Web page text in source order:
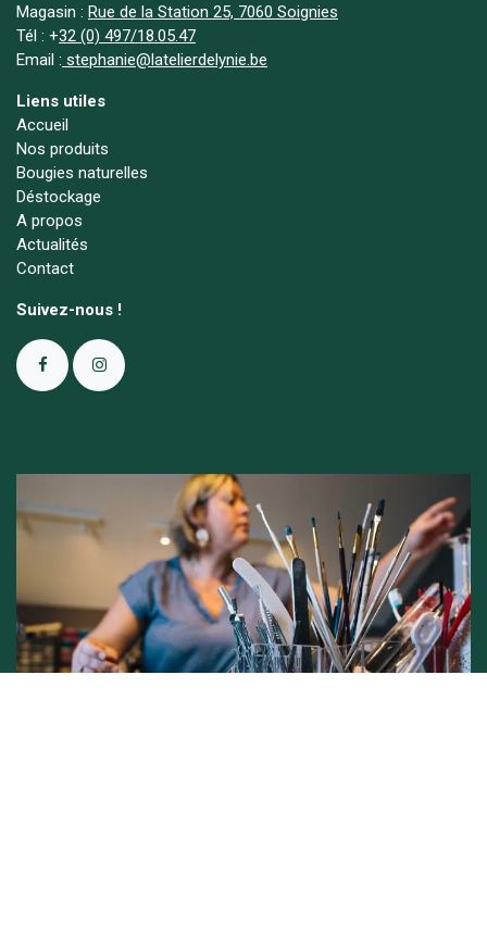
Magasin : Rue de la Station 25, 7060 Soignies
Tél : +32 (0) 497/18.05.47
Email : stephanie@latelierdelynie.be
Liens utiles
Accueil
Nos produits
Bougies naturelles
Déstockage
A propos
Actualités
Contact
Suivez-nous !